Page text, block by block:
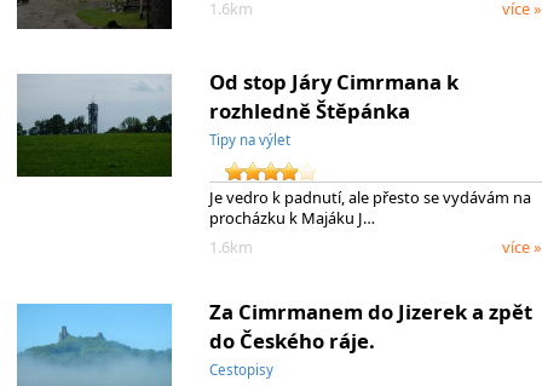
1.6km více »
Od stop Járy Cimrmana k
rozhledně Štěpánka
Tipy na výlet
Je vedro k padnutí, ale přesto se vydávám na
procházku k Majáku J…
1.6km
více »
Za Cimrmanem do Jizerek a zpět
do Českého ráje.
Cestopisy